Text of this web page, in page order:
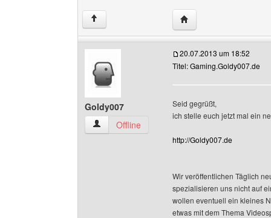
↑ Website dieses
Goldy007
Goldy007 Benutzer-Profile anzeigen
Offline
20.07.2013 um 18:52
Titel: Gaming.Goldy007.de
Seid gegrüßt,
ich stelle euch jetzt mal ein
http://Goldy007.de
Wir veröffentlichen Täglich
spezialisieren uns nicht auf
wollen eventuell ein kleines
etwas mit dem Thema